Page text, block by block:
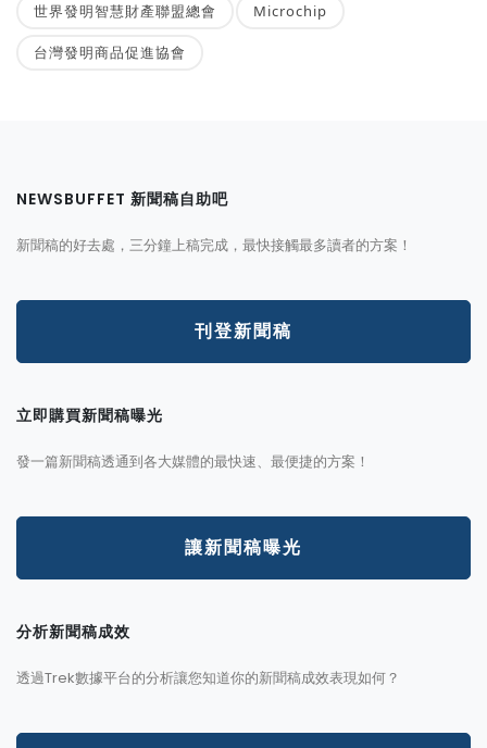
世界發明智慧財產聯盟總會 Microchip
台灣發明商品促進協會
NEWSBUFFET 新聞稿自助吧
新聞稿的好去處，三分鐘上稿完成，最快接觸最多讀者的方案！
刊登新聞稿
立即購買新聞稿曝光
發一篇新聞稿透通到各大媒體的最快速、最便捷的方案！
讓新聞稿曝光
分析新聞稿成效
透過Trek數據平台的分析讓您知道你的新聞稿成效表現如何？